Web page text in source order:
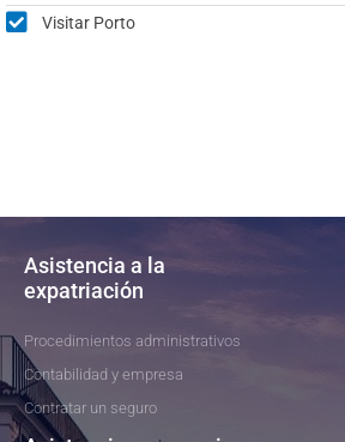
Visitar Porto
Asistencia a la
expatriación
Procedimientos administrativos
Contabilidad y empresa
Contratar un seguro